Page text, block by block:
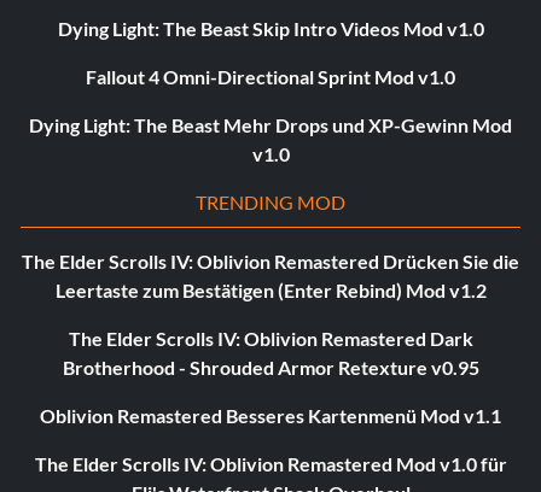
Dying Light: The Beast Skip Intro Videos Mod v1.0
Fallout 4 Omni-Directional Sprint Mod v1.0
Dying Light: The Beast Mehr Drops und XP-Gewinn Mod
v1.0
TRENDING MOD
The Elder Scrolls IV: Oblivion Remastered Drücken Sie die
Leertaste zum Bestätigen (Enter Rebind) Mod v1.2
The Elder Scrolls IV: Oblivion Remastered Dark
Brotherhood - Shrouded Armor Retexture v0.95
Oblivion Remastered Besseres Kartenmenü Mod v1.1
The Elder Scrolls IV: Oblivion Remastered Mod v1.0 für